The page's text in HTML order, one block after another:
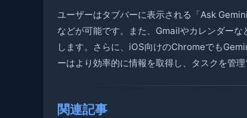
ユーザーはタブバーに表示される「Ask
などが可能です。また、Gmailやカレンダー
します。さらに、iOS向けのChromeでも
ーはより効率的に情報を取得し、タスクを管理
関連記事